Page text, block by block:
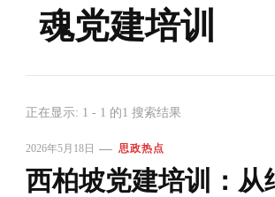
魂党建培训
正在显示: 1 - 1 的1 搜索结果
2026年5月18日 思政热点
西柏坡党建培训：从